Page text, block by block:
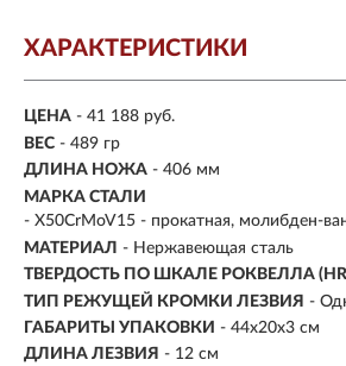
ХАРАКТЕРИСТИКИ
ЦЕНА - 41 188 руб.
ВЕС - 489 гр
ДЛИНА НОЖА - 406 мм
МАРКА СТАЛИ
- X50CrMoV15 - прокатная, молибден-
МАТЕРИАЛ - Нержавеющая сталь
ТВЕРДОСТЬ ПО ШКАЛЕ РОКВЕЛЛА
ТИП РЕЖУЩЕЙ КРОМКИ ЛЕЗВИЯ -
ГАБАРИТЫ УПАКОВКИ - 44x20x3 см
ДЛИНА ЛЕЗВИЯ - 12 см